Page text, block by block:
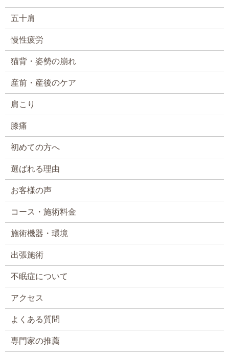
五十肩
慢性疲労
猫背・姿勢の崩れ
産前・産後のケア
肩こり
膝痛
初めての方へ
選ばれる理由
お客様の声
コース・施術料金
施術機器・環境
出張施術
不眠症について
アクセス
よくある質問
専門家の推薦